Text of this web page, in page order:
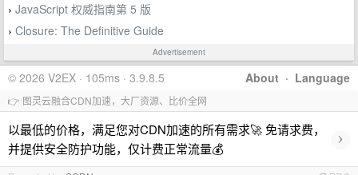
› JavaScript 权威指南第 5 版
› Closure: The Definitive Guide
Advertisement
About · Language
© 2026 V2EX · 105ms · 3.9.8.5
👉 图灵云融合CDN加速，大厂资源、比价全网
以最低的价格，满足您对CDN加速的所有需求🚀 免请求费，
并提供安全防护功能，仅计费正常流量💰
›